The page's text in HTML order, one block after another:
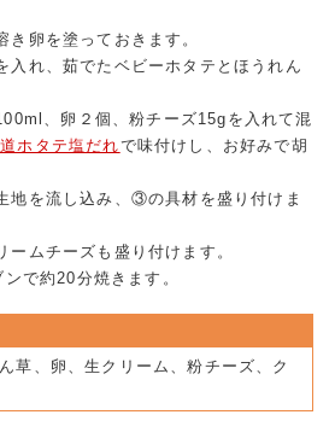
卵を塗っておきます。
れ、茹でたベビーホタテとほうれん
、卵２個、粉チーズ15gを入れて混
ホタテ塩だれで味付けし、お好みで胡
を流し込み、③の具材を盛り付けま
ムチーズも盛り付けます。
で約20分焼きます。
草、卵、生クリーム、粉チーズ、ク